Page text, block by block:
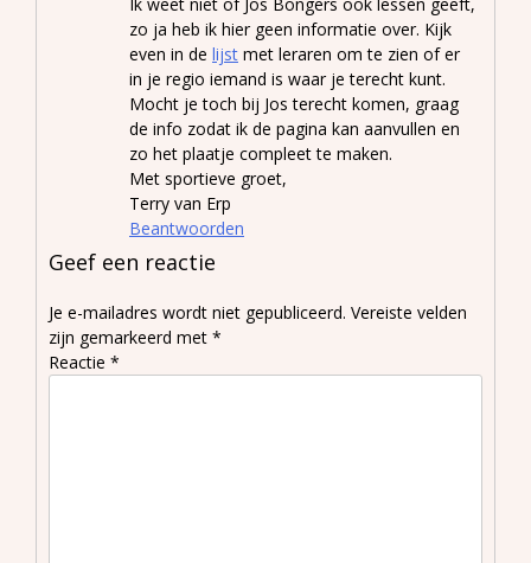
zo ja heb ik hier geen informatie over. Kijk
even in de lijst met leraren om te zien of er
in je regio iemand is waar je terecht kunt.
Mocht je toch bij Jos terecht komen, graag
de info zodat ik de pagina kan aanvullen en
zo het plaatje compleet te maken.
Met sportieve groet,
Terry van Erp
Beantwoorden
Geef een reactie
Je e-mailadres wordt niet gepubliceerd. Vereiste velden
zijn gemarkeerd met *
Reactie *